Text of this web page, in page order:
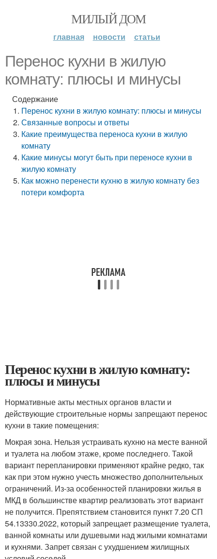
МИЛЫЙ ДОМ
главная новости статьи
Перенос кухни в жилую
комнату: плюсы и минусы
Содержание
Перенос кухни в жилую комнату: плюсы и минусы
Связанные вопросы и ответы
Какие преимущества переноса кухни в жилую
комнату
Какие минусы могут быть при переносе кухни в
жилую комнату
Как можно перенести кухню в жилую комнату без
потери комфорта
Перенос кухни в жилую комнату:
плюсы и минусы
Нормативные акты местных органов власти и
действующие строительные нормы запрещают перенос
кухни в такие помещения:
Мокрая зона. Нельзя устраивать кухню на месте ванной
и туалета на любом этаже, кроме последнего. Такой
вариант перепланировки применяют крайне редко, так
как при этом нужно учесть множество дополнительных
ограничений. Из-за особенностей планировки жилья в
МКД в большинстве квартир реализовать этот вариант
не получится. Препятствием становится пункт 7.20 СП
54.13330.2022, который запрещает размещение туалета,
ванной комнаты или душевыми над жилыми комнатами
и кухнями. Запрет связан с ухудшением жилищных